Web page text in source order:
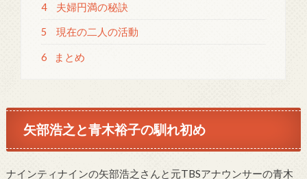
4 夫婦円満の秘訣
5 現在の二人の活動
6 まとめ
矢部浩之と青木裕子の馴れ初め
ナインティナインの矢部浩之さんと元TBSアナウンサーの青木